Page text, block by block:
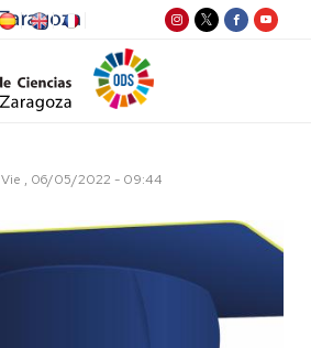
Vie , 06/05/2022 - 09:44